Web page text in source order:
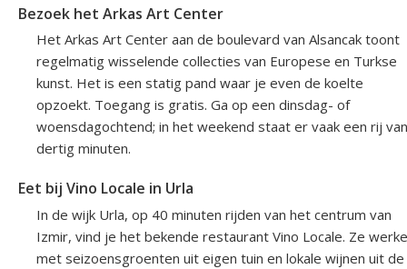
Bezoek het Arkas Art Center
Het Arkas Art Center aan de boulevard van Alsancak toont
regelmatig wisselende collecties van Europese en Turkse
kunst. Het is een statig pand waar je even de koelte
opzoekt. Toegang is gratis. Ga op een dinsdag- of
woensdagochtend; in het weekend staat er vaak een rij van
dertig minuten.
Eet bij Vino Locale in Urla
In de wijk Urla, op 40 minuten rijden van het centrum van
Izmir, vind je het bekende restaurant Vino Locale. Ze
met seizoensgroenten uit eigen tuin en lokale wijnen uit de